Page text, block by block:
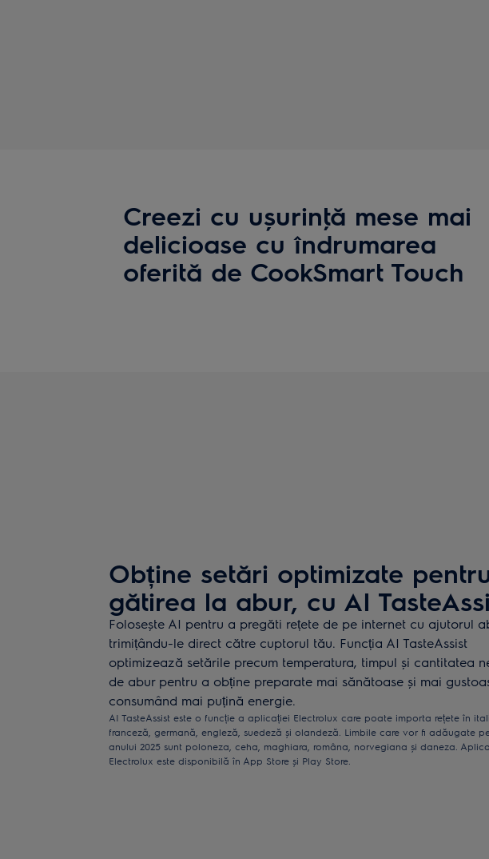
Creezi cu ușurinţă mese mai
delicioase cu îndrumarea
oferită de CookSmart Touch
Obține setări optimizate
gătirea la abur, cu AI
Folosește AI pentru a pregăti rețete de pe internet cu ajutorul
trimițându-le direct către cuptorul tău. Funcția AI TasteAssist
optimizează setările precum temperatura, timpul și cantitatea
de abur pentru a obține preparate mai sănătoase și mai
consumând mai puțină energie.
AI TasteAssist este o funcție a aplicației Electrolux care poate importa rețete în
franceză, germană, engleză, suedeză și olandeză. Limbile care vor fi adăugate
anului 2025 sunt poloneza, ceha, maghiara, româna, norvegiana și daneza.
Electrolux este disponibilă în App Store și Play Store.